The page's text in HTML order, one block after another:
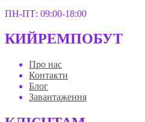
ПН-ПТ: 09:00-18:00
КИЙРЕМПОБУТ
Про нас
Контакти
Блог
Завантаження